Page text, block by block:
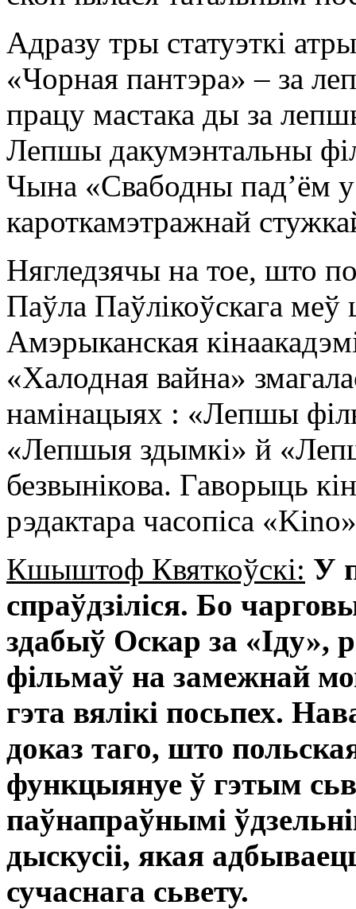
Адразу тры статуэткі
«Чорная пантэра» – за
працу мастака ды за
Лепшы дакумэнтальны
Чына «Свабодны пад’ём
кароткамэтражнай
Нягледзячы на тое, што
Паўла Паўлікоўскага
Амэрыканская
«Халодная вайна»
намінацыях : «Лепшы
«Лепшыя здымкі» й
безвынікова. Гаворыць
рэдактара часопіса
Кшыштоф Квяткоўскі: У
спраўдзіліся. Бо
здабыў Оскар за «Іду»,
фільмаў на замежнай
гэта вялікі посьпех.
доказ таго, што
функцыянуе ў гэтым
паўнапраўнымі
дыскусіі, якая
сучаснага сьвету.